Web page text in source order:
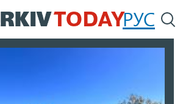
Перейти
до
РУС